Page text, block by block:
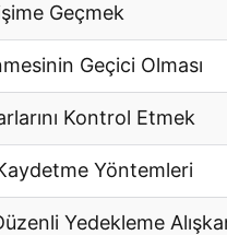
Geçmek
Geçici Olması
Kontrol Etmek
Yöntemleri
Yedekleme